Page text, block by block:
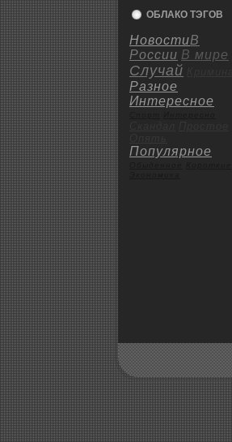
ОБЛАКО ТЭГОВ
НовостиВ
России В мире
Случай
Разное
Интересное
Популярное